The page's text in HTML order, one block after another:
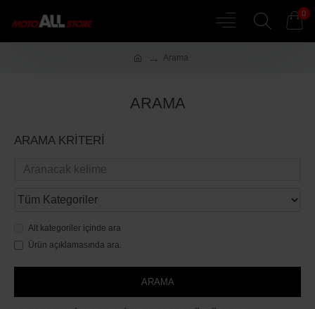
0
Arama
ARAMA
ARAMA KRITERI
Alt kategoriler içinde ara
Ürün açıklamasında ara.
ARAMA